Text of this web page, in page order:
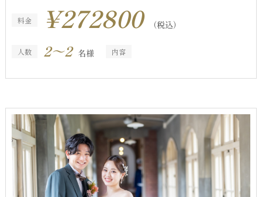
料金 ¥272800 （税込）
人数 2～2 名様 内容